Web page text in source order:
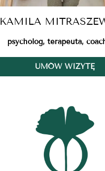
KAMILA
psycholog, terapeuta,
UMÓW WIZYTĘ